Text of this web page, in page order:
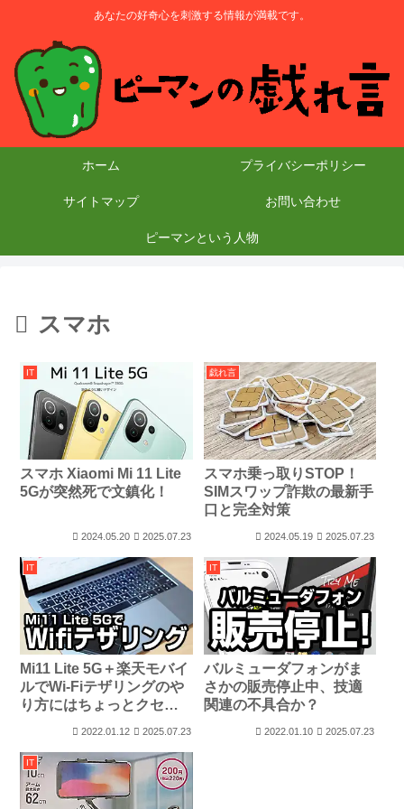
あなたの好奇心を刺激する情報が満載です。
ホーム プライバシーポリシー
サイトマップ お問い合わせ
ピーマンという人物
スマホ
IT
スマホ Xiaomi Mi 11 Lite
5Gが突然死で文鎮化！
2024.05.20 2025.07.23
戯れ言
スマホ乗っ取りSTOP！
SIMスワップ詐欺の最新手
口と完全対策
2024.05.19 2025.07.23
IT
Mi11 Lite 5G＋楽天モバイ
ルでWi-Fiテザリングのや
り方にはちょっとクセが
2022.01.12 2025.07.23
IT
バルミューダフォンがま
さかの販売停止中、技適
関連の不具合か？
2022.01.10 2025.07.23
IT